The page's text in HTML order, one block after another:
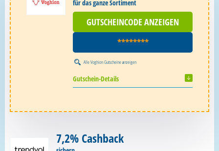
für das ganze Sortiment
GUTSCHEINCODE ANZEIGEN
********
AlleVoghion Gutscheineanzeigen
Gutschein-Details
7,2% Cashback